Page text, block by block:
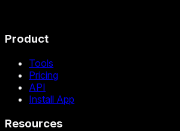
Product
Tools
Pricing
API
Install App
Resources